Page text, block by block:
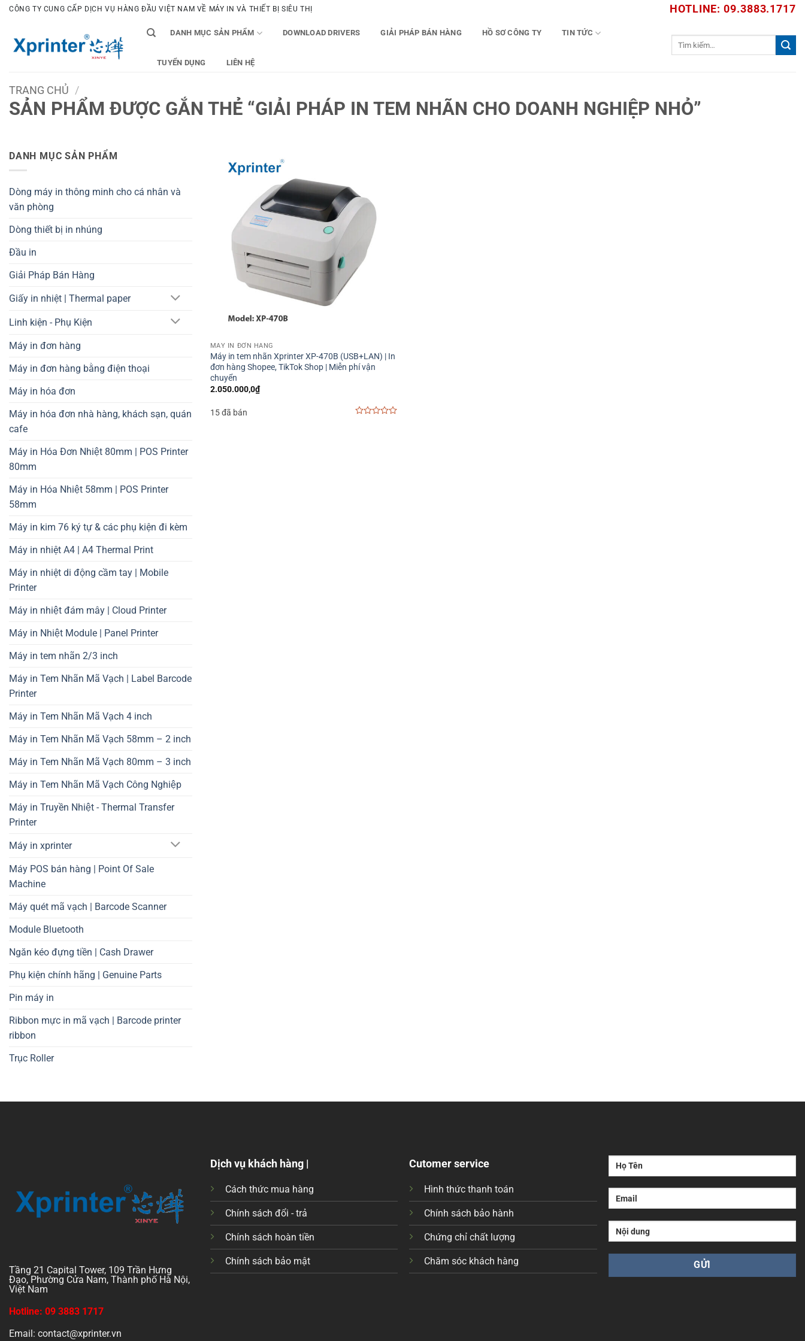
Bỏ
dung
CÔNG TY CUNG CẤP DỊCH VỤ HÀNG ĐẦU VIỆT NAM VỀ MÁY IN VÀ THIẾT BỊ SIÊU THỊ HOTLINE: 09.3883.1717
DANH MỤC SẢN PHẨM DOWNLOAD DRIVERS GIẢI PHÁP BÁN HÀNG HỒ SƠ CÔNG TY TIN TỨC
TUYỂN DỤNG LIÊN HỆ
TRANG CHỦ /
SẢN PHẨM ĐƯỢC GẮN THẺ “GIẢI PHÁP IN TEM NHÃN CHO DOANH NGHIỆP NHỎ”
DANH MỤC SẢN PHẨM
Dòng máy in thông minh cho cá nhân và
văn phòng
Dòng thiết bị in nhúng
Đầu in
Giải Pháp Bán Hàng
Giấy in nhiệt | Thermal paper
Linh kiện - Phụ Kiện
Máy in đơn hàng
Máy in đơn hàng bằng điện thoại
Máy in hóa đơn
Máy in hóa đơn nhà hàng, khách sạn, quán
cafe
Máy in Hóa Đơn Nhiệt 80mm | POS Printer
80mm
Máy in Hóa Nhiệt 58mm | POS Printer
58mm
Máy in kim 76 ký tự & các phụ kiện đi kèm
Máy in nhiệt A4 | A4 Thermal Print
Máy in nhiệt di động cầm tay | Mobile
Printer
Máy in nhiệt đám mây | Cloud Printer
Máy in Nhiệt Module | Panel Printer
Máy in tem nhãn 2/3 inch
Máy in Tem Nhãn Mã Vạch | Label Barcode
Printer
Máy in Tem Nhãn Mã Vạch 4 inch
Máy in Tem Nhãn Mã Vạch 58mm – 2 inch
Máy in Tem Nhãn Mã Vạch 80mm – 3 inch
Máy in Tem Nhãn Mã Vạch Công Nghiệp
Máy in Truyền Nhiệt - Thermal Transfer
Printer
Máy in xprinter
Máy POS bán hàng | Point Of Sale
Machine
Máy quét mã vạch | Barcode Scanner
Module Bluetooth
Ngăn kéo đựng tiền | Cash Drawer
Phụ kiện chính hãng | Genuine Parts
Pin máy in
Ribbon mực in mã vạch | Barcode printer
ribbon
Trục Roller
MÁY IN ĐƠN HÀNG
Máy in tem nhãn Xprinter XP-470B (USB+LAN) | In
đơn hàng Shopee, TikTok Shop | Miễn phí vận
chuyển
2.050.000,0₫
15 đã bán
Tầng 21 Capital Tower, 109 Trần Hưng
Đạo, Phường Cửa Nam, Thành phố Hà Nội,
Việt Nam
Hotline: 09 3883 1717
Email: contact@xprinter.vn
Dịch vụ khách hàng |
Cách thức mua hàng
Chính sách đổi - trả
Chính sách hoàn tiền
Chính sách bảo mật
Cutomer service
Hình thức thanh toán
Chính sách bảo hành
Chứng chỉ chất lượng
Chăm sóc khách hàng